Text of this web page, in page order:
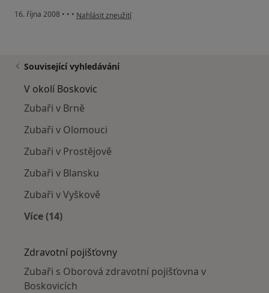
16. října 2008 • • • podle názoru uživatele Pacient
Nahlásit zneužití
Související vyhledávání
V okolí Boskovic
Zubaři v Brně
Zubaři v Olomouci
Zubaři v Prostějově
Zubaři v Blansku
Zubaři v Vyškově
Více (14)
Zdravotní pojišťovny
Zubaři s Oborová zdravotní pojišťovna v
Boskovicích